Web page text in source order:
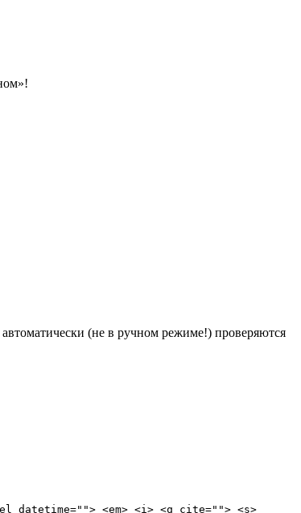
(не в ручном режиме!) проверяются
<em> <i> <q cite=""> <s>